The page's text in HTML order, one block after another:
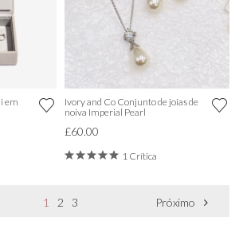
em
Ivory and Co Conjunto de joias de
noiva Imperial Pearl
£60.00
1 Crítica
1 2 3 Próximo